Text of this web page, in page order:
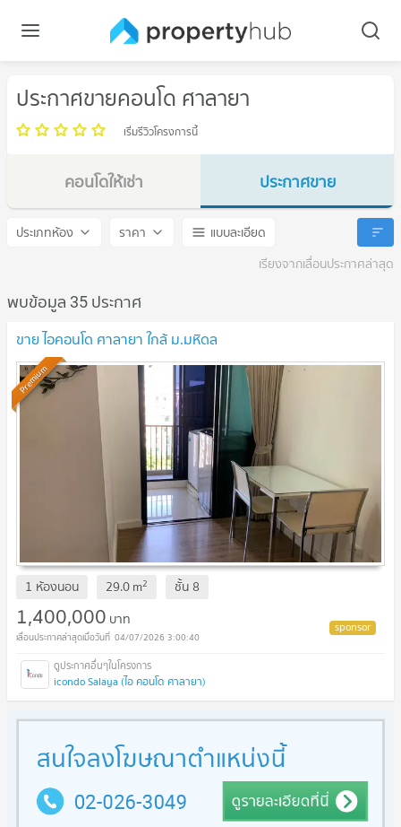
ประกาศขายคอนโด ศาลายา
เริ่มรีวิวโครงการนี้
คอนโดให้เช่า
ประกาศขาย
ประเภทห้อง ราคา
แบบละเอียด
เรียงจากเลื่อนประกาศล่าสุด
พบข้อมูล 35 ประกาศ
ขาย ไอคอนโด ศาลายา ใกล้ ม.มหิดล
Premium
1 ห้องนอน 29.0m2 ชั้น 8
1,400,000 บาท
04/07/2026 3:00:40
icondo Salaya (ไอ คอนโด ศาลายา)